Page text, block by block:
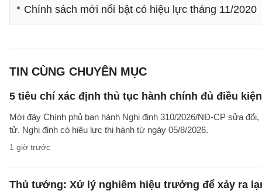
Chính sách mới nổi bật có hiệu lực tháng 11/2020
TIN CÙNG CHUYÊN MỤC
5 tiêu chí xác định thủ tục hành chính đủ điều
Mới đây Chính phủ ban hành Nghị định 310/2026/NĐ-CP sửa
tử. Nghị định có hiệu lực thi hành từ ngày 05/8/2026.
1 giờ trước
Thủ tướng: Xử lý nghiêm hiệu trưởng để xảy ra